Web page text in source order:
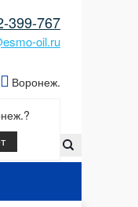
399-767
oil.ru
Воронеж.